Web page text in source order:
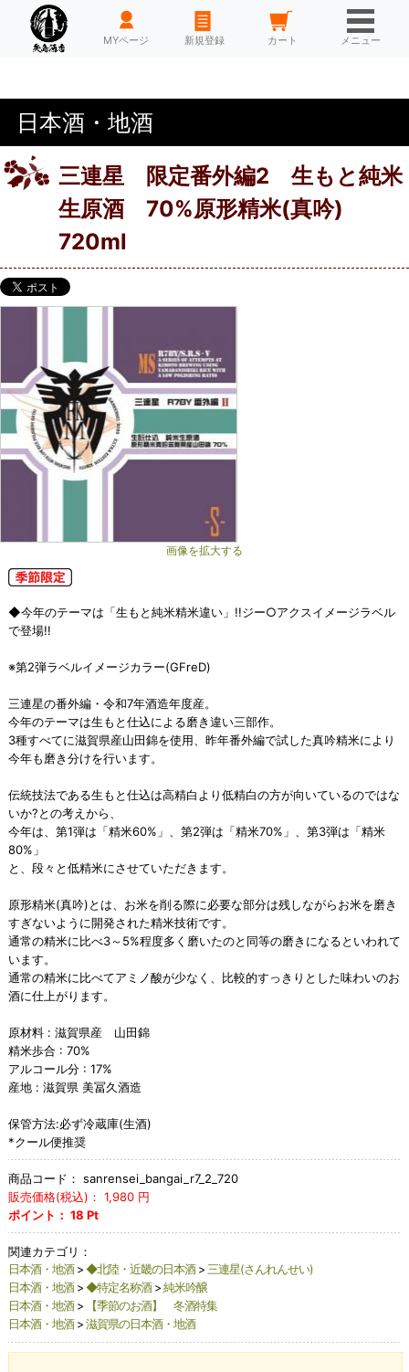
HOME MYページ 新規登録 カート メニュー
日本酒・地酒
三連星 限定番外編2 生もと純米
生原酒 70%原形精米(真吟)
720ml
画像を拡大する
◆今年のテーマは「生もと純米精米違い」!!ジー○アクスイメージラベル
で登場!!
※第2弾ラベルイメージカラー(GFreD)
三連星の番外編・令和7年酒造年度産。
今年のテーマは生もと仕込による磨き違い三部作。
3種すべてに滋賀県産山田錦を使用、昨年番外編で試した真吟精米により
今年も磨き分けを行います。
伝統技法である生もと仕込は高精白より低精白の方が向いているのではな
いか?との考えから、
今年は、第1弾は「精米60%」、第2弾は「精米70%」、第3弾は「精米
80%」
と、段々と低精米にさせていただきます。
原形精米(真吟)とは、お米を削る際に必要な部分は残しながらお米を磨き
すぎないように開発された精米技術です。
通常の精米に比べ3～5%程度多く磨いたのと同等の磨きになるといわれて
います。
通常の精米に比べてアミノ酸が少なく、比較的すっきりとした味わいのお
酒に仕上がります。
原材料 : 滋賀県産 山田錦
精米歩合 : 70%
アルコール分 : 17%
産地 : 滋賀県 美冨久酒造
保管方法:必ず冷蔵庫(生酒)
*クール便推奨
商品コード： sanrensei_bangai_r7_2_720
販売価格(税込)： 1,980円
ポイント： 18 Pt
関連カテゴリ：
日本酒・地酒> ◆北陸・近畿の日本酒> 三連星(さんれんせい)
日本酒・地酒> ◆特定名称酒> 純米吟醸
日本酒・地酒>
【季節のお酒】 冬酒特集
日本酒・地酒> 滋賀県の日本酒・地酒